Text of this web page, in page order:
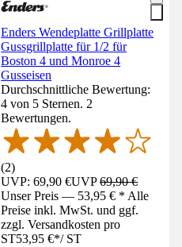
Enders Wendeplatte Grillplatte
Gussgrillplatte für 1/2 für
Boston 4 und Monroe 4
Gusseisen
Durchschnittliche Bewertung:
4 von 5 Sternen. 2
Bewertungen.
(2)
UVP: 69,90 €UVP69,90 €
Unser Preis — 53,95 € * Alle
Preise inkl. MwSt. und ggf.
zzgl. Versandkosten pro
ST53,95 €*/ ST